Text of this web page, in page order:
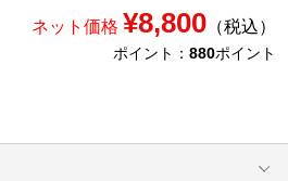
ネット価格 ¥8,800（税込）
ポイント： 880ポイント